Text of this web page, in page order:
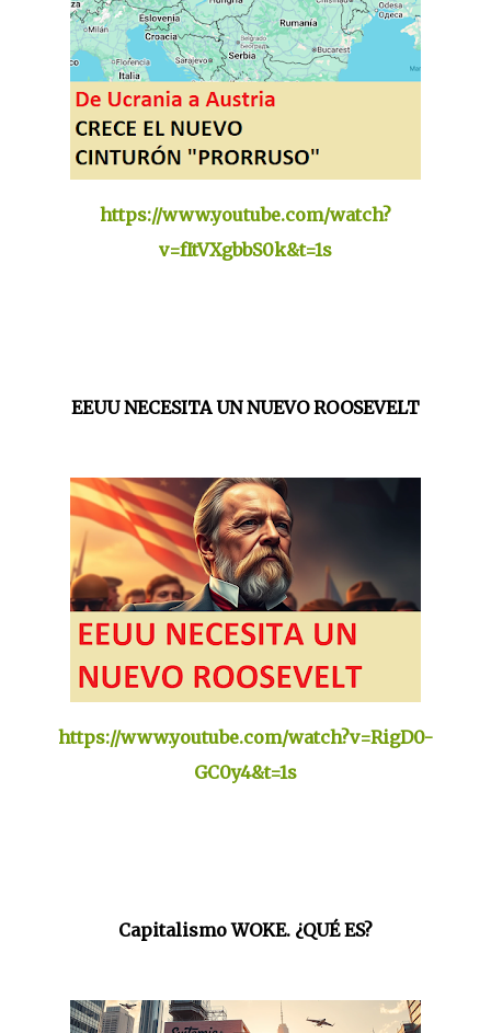
https://www.youtube.com/watch?
v=fItVXgbbS0k&t=1s
EEUU NECESITA UN NUEVO ROOSEVELT
https://www.youtube.com/watch?v=RigD0-
GC0y4&t=1s
Capitalismo WOKE. ¿QUÉ ES?